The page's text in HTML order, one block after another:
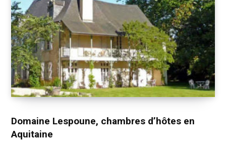
Domaine Lespoune, chambres d’hôtes en
Aquitaine